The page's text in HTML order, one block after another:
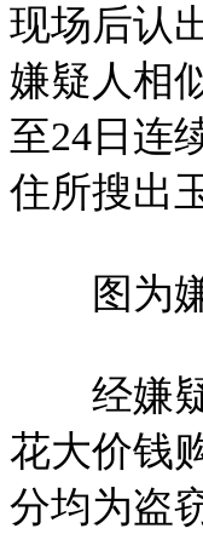
现场后认
嫌疑人相
至24日连
住所搜出
图为嫌
经嫌疑
花大价钱
分均为盗